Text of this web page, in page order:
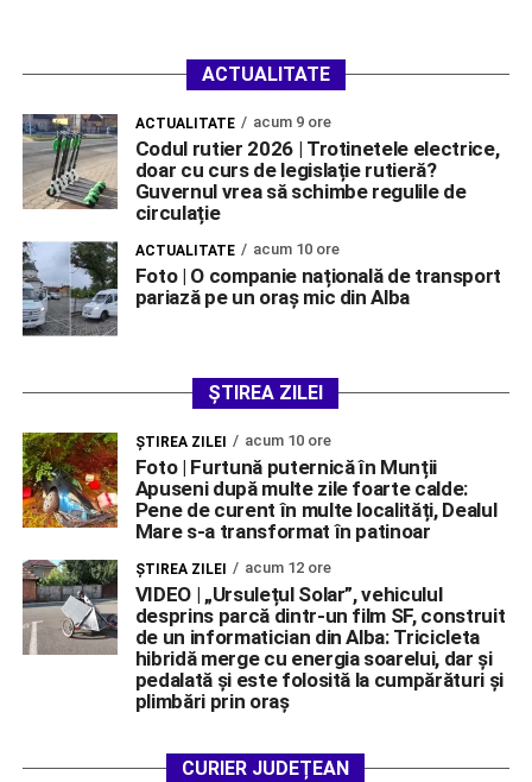
ACTUALITATE
ACTUALITATE acum 9 ore
Codul rutier 2026 | Trotinetele electrice,
doar cu curs de legislație rutieră?
Guvernul vrea să schimbe regulile de
circulație
ACTUALITATE acum 10 ore
Foto | O companie națională de transport
pariază pe un oraș mic din Alba
ȘTIREA ZILEI
ŞTIREA ZILEI acum 10 ore
Foto | Furtună puternică în Munții
Apuseni după multe zile foarte calde:
Pene de curent în multe localități, Dealul
Mare s-a transformat în patinoar
ŞTIREA ZILEI acum 12 ore
VIDEO | „Ursulețul Solar”, vehiculul
desprins parcă dintr-un film SF, construit
de un informatician din Alba: Tricicleta
hibridă merge cu energia soarelui, dar și
pedalată și este folosită la cumpărături și
plimbări prin oraș
CURIER JUDEȚEAN